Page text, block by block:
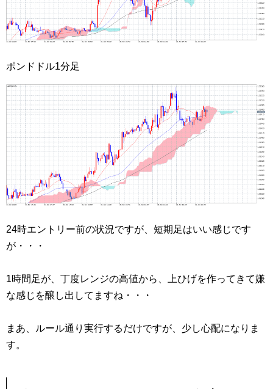
ポンドドル1分足
24時エントリー前の状況ですが、短期足はいい感じです
が・・・
1時間足が、丁度レンジの高値から、上ひげを作ってきて嫌
な感じを醸し出してますね・・・
まあ、ルール通り実行するだけですが、少し心配になりま
す。